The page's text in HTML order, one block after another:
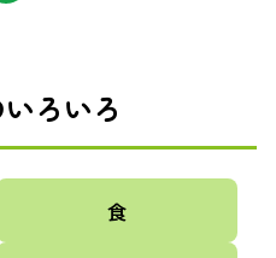
ろいろ
食